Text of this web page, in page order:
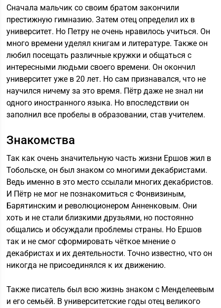
Сначала мальчик со своим братом закончили
престижную гимназию. Затем отец определил их в
университет. Но Петру не очень нравилось учиться. Он
много времени уделял книгам и литературе. Также он
любил посещать различные кружки и общаться с
интересными людьми своего времени. Он окончил
университет уже в 20 лет. Но сам признавался, что не
научился ничему за это время. Пётр даже не знал ни
одного иностранного языка. Но впоследствии он
заполнил все пробелы в образовании, став учителем.
Знакомства
Так как очень значительную часть жизни Ершов жил в
Тобольске, он был знаком со многими декабристами.
Ведь именно в это место ссылали многих декабристов.
И Пётр не мог не познакомиться с Фонвизиным,
Барятинским и революционером Анненковым. Они
хоть и не стали близкими друзьями, но постоянно
общались и обсуждали проблемы страны. Но Ершов
так и не смог сформировать чёткое мнение о
декабристах и их деятельности. Точно известно, что он
никогда не присоединялся к их движению.
Также писатель был всю жизнь знаком с Менделеевым
и его семьёй. В университетские годы отец великого